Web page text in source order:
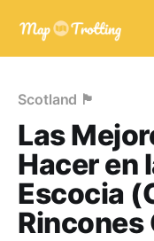
Scotland 🏴󠁧󠁢󠁳󠁣󠁴󠁿
Las
Hacer en
Escocia
Rincones